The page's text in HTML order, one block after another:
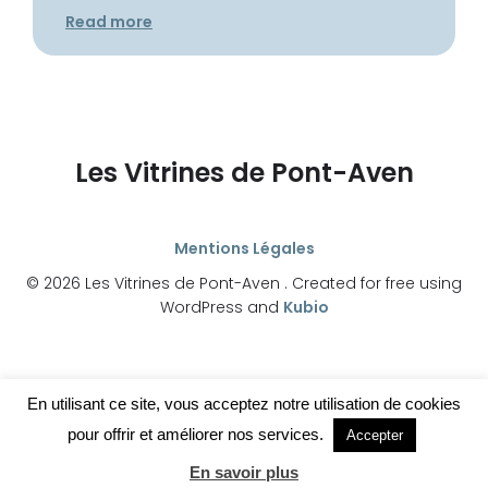
Read more
Les Vitrines de Pont-Aven
Mentions Légales
© 2026 Les Vitrines de Pont-Aven . Created for free using
WordPress and Kubio
En utilisant ce site, vous acceptez notre utilisation de cookies
pour offrir et améliorer nos services.
Accepter
En savoir plus